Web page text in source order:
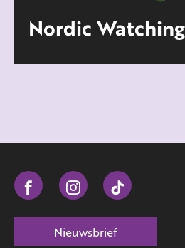
Nordic Watching
Nieuwsbrief